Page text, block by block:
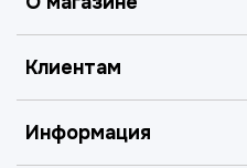
Клиентам
Информация